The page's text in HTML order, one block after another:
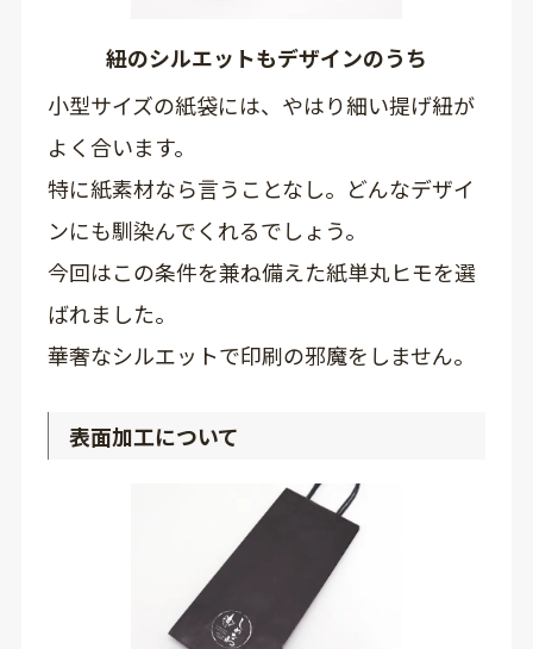
紐のシルエットもデザインのうち
小型サイズの紙袋には、やはり細い提げ紐が
よく合います。
特に紙素材なら言うことなし。どんなデザイ
ンにも馴染んでくれるでしょう。
今回はこの条件を兼ね備えた紙単丸ヒモを選
ばれました。
華奢なシルエットで印刷の邪魔をしません。
表面加工について